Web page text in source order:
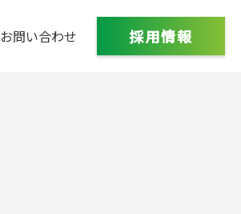
お問い合わせ 採用情報